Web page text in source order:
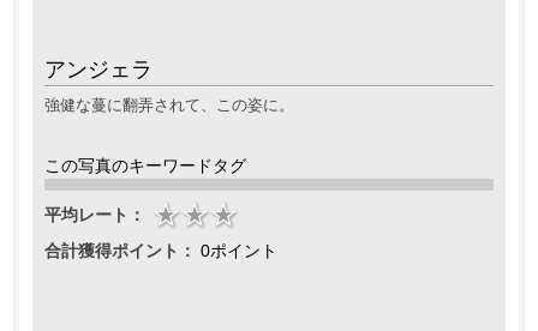
アンジェラ
強健な蔓に翻弄されて、この姿に。
この写真のキーワードタグ
平均レート：
合計獲得ポイント： 0ポイント